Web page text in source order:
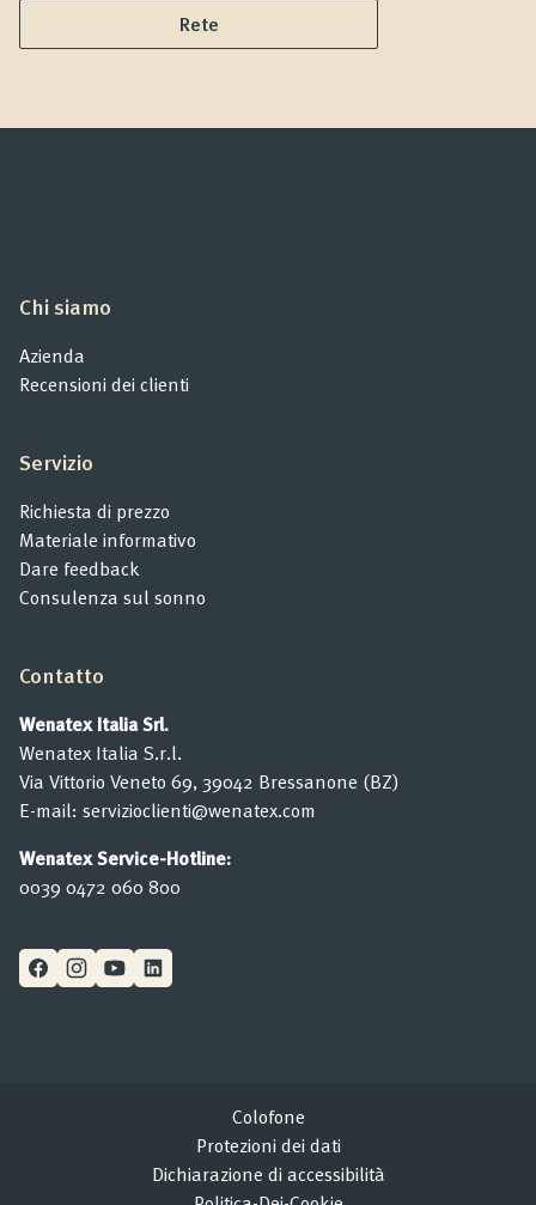
Rete
Chi siamo
Azienda
Recensioni dei clienti
Servizio
Richiesta di prezzo
Materiale informativo
Dare feedback
Consulenza sul sonno
Contatto
Wenatex Italia Srl.
Wenatex Italia S.r.l.
Via Vittorio Veneto 69, 39042 Bressanone (BZ)
E-mail: servizioclienti@wenatex.com
Wenatex Service-Hotline:
0039 0472 060 800
Colofone
Protezioni dei dati
Dichiarazione di accessibilità